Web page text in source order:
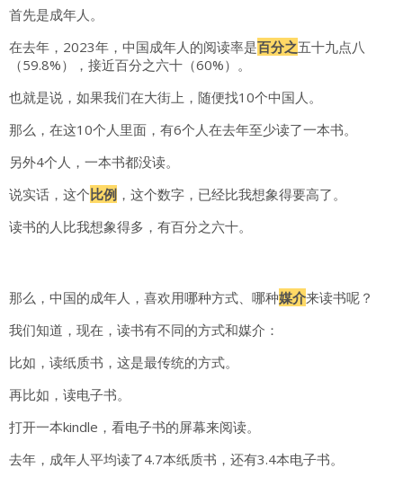
首先是成年人。
在去年，2023年，中国成年人的阅读率是百分之五十九点八
（59.8%），接近百分之六十（60%）。
也就是说，如果我们在大街上，随便找10个中国人。
那么，在这10个人里面，有6个人在去年至少读了一本书。
另外4个人，一本书都没读。
说实话，这个比例 ，这个数字，已经比我想象得要高了。
读书的人比我想象得多，有百分之六十。
那么，中国的成年人，喜欢用哪种方式、哪种媒介来读书呢？
我们知道，现在，读书有不同的方式和媒介：
比如，读纸质书，这是最传统的方式。
再比如，读电子书。
打开一本kindle，看电子书的屏幕来阅读。
去年，成年人平均读了4.7本纸质书，还有3.4本电子书。